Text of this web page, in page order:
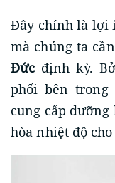
Đây chính là lợi
mà chúng ta
Đức định kỳ.
phổi bên trong
cung cấp
hòa nhiệt độ